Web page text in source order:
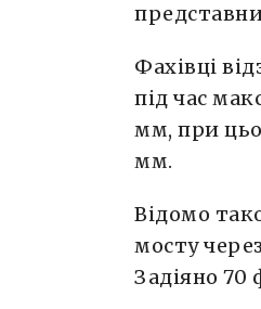
Фахівці
під час
мм, при
мм.
Відомо
мосту
Задіяно 70